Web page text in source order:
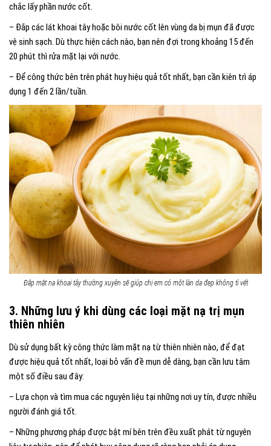
chắc lấy phần nước cốt.
– Đắp các lát khoai tây hoặc bôi nước cốt lên vùng da bị mụn đã được
vệ sinh sạch. Dù thực hiện cách nào, bạn nên đợi trong khoảng 15 đến
20 phút thì rửa mặt lại với nước.
– Để công thức bên trên phát huy hiệu quả tốt nhất, bạn cần kiên trì áp
dụng 1 đến 2 lần/tuần.
Đắp mặt nạ khoai tây thường xuyên sẽ giúp chị em có một làn da đẹp không tì vết
3. Những lưu ý khi dùng các loại mặt nạ trị mụn
thiên nhiên
Dù sử dụng bất kỳ công thức làm mặt nạ từ thiên nhiên nào, để đạt
được hiệu quả tốt nhất, loại bỏ vấn đề mụn dễ dàng, bạn cần lưu tâm
một số điều sau đây:
– Lựa chọn và tìm mua các nguyên liệu tại những nơi uy tín, được nhiều
người đánh giá tốt.
– Những phương pháp được bật mí bên trên đều xuất phát từ nguyên